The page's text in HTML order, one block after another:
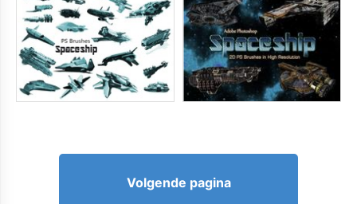
Volgende pagina